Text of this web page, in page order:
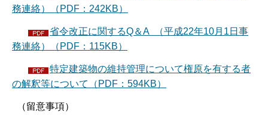
務連絡）（PDF：242KB）
省令改正に関するQ＆A （平成22年10月1日事
務連絡）（PDF：115KB）
特定建築物の維持管理について権原を有する者
の解釈等について（PDF：594KB）
（留意事項）